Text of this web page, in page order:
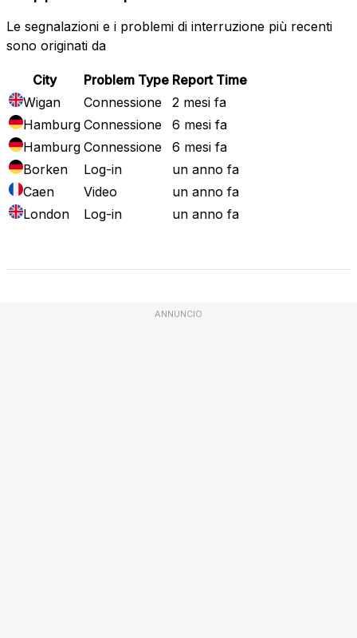
Le segnalazioni e i problemi di interruzione più recenti
sono originati da
City Problem Type Report Time
Wigan
Connessione
2 mesi fa
Hamburg Connessione
6 mesi fa
Hamburg Connessione
6 mesi fa
Borken
Log-in
un anno fa
Caen
Video
un anno fa
London
Log-in
un anno fa
ANNUNCIO